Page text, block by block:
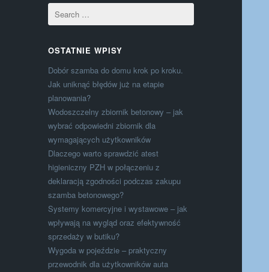
OSTATNIE WPISY
Dobór szamba do domu krok po kroku.
Jak uniknąć błędów już na etapie
planowania?
Wodoszczelny zbiornik betonowy – jak
wybrać odpowiedni zbiornik dla
wymagających użytkowników
Dlaczego warto sprawdzić atest
higieniczny PZH w połączeniu z
deklaracją zgodności podczas zakupu
szamba betonowego?
Systemy komercyjne i wystawowe – jak
wpływają na wygląd oraz efektywność
sprzedaży w butiku?
Wygoda w pojeździe – praktyczny
przewodnik dla użytkowników auta